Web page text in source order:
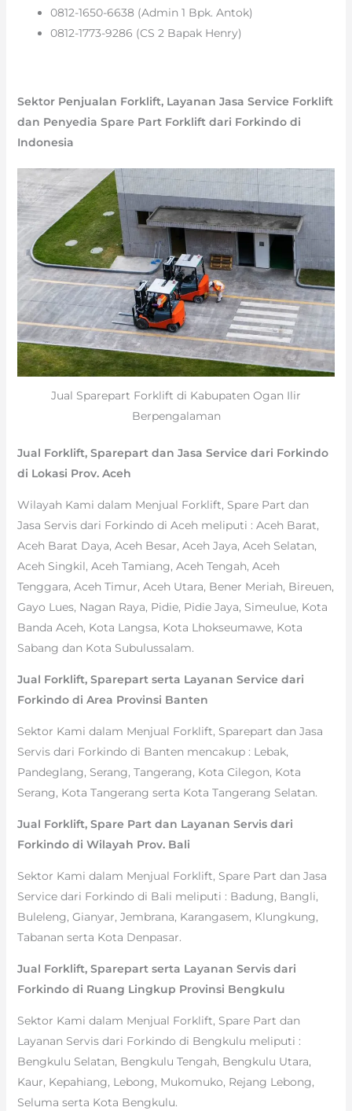
0812-1650-6638 (Admin 1 Bpk. Antok)
0812-1773-9286 (CS 2 Bapak Henry)
Sektor Penjualan Forklift, Layanan Jasa Service Forklift
dan Penyedia Spare Part Forklift dari Forkindo di
Indonesia
Jual Sparepart Forklift di Kabupaten Ogan Ilir
Berpengalaman
Jual Forklift, Sparepart dan Jasa Service dari Forkindo
di Lokasi Prov. Aceh
Wilayah Kami dalam Menjual Forklift, Spare Part dan
Jasa Servis dari Forkindo di Aceh meliputi : Aceh Barat,
Aceh Barat Daya, Aceh Besar, Aceh Jaya, Aceh Selatan,
Aceh Singkil, Aceh Tamiang, Aceh Tengah, Aceh
Tenggara, Aceh Timur, Aceh Utara, Bener Meriah, Bireuen,
Gayo Lues, Nagan Raya, Pidie, Pidie Jaya, Simeulue, Kota
Banda Aceh, Kota Langsa, Kota Lhokseumawe, Kota
Sabang dan Kota Subulussalam.
Jual Forklift, Sparepart serta Layanan Service dari
Forkindo di Area Provinsi Banten
Sektor Kami dalam Menjual Forklift, Sparepart dan Jasa
Servis dari Forkindo di Banten mencakup : Lebak,
Pandeglang, Serang, Tangerang, Kota Cilegon, Kota
Serang, Kota Tangerang serta Kota Tangerang Selatan.
Jual Forklift, Spare Part dan Layanan Servis dari
Forkindo di Wilayah Prov. Bali
Sektor Kami dalam Menjual Forklift, Spare Part dan Jasa
Service dari Forkindo di Bali meliputi : Badung, Bangli,
Buleleng, Gianyar, Jembrana, Karangasem, Klungkung,
Tabanan serta Kota Denpasar.
Jual Forklift, Sparepart serta Layanan Servis dari
Forkindo di Ruang Lingkup Provinsi Bengkulu
Sektor Kami dalam Menjual Forklift, Spare Part dan
Layanan Servis dari Forkindo di Bengkulu meliputi :
Bengkulu Selatan, Bengkulu Tengah, Bengkulu Utara,
Kaur, Kepahiang, Lebong, Mukomuko, Rejang Lebong,
Seluma serta Kota Bengkulu.